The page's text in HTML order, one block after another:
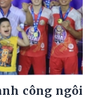
công ngôi